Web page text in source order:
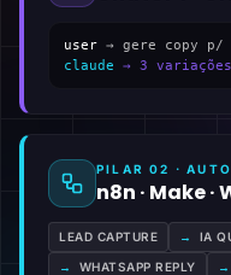
user → gere copy p/
claude → 3
PILAR 02 ·
n8n · Make ·
LEAD CAPTURE → IA
→ WHATSAPP REPLY →